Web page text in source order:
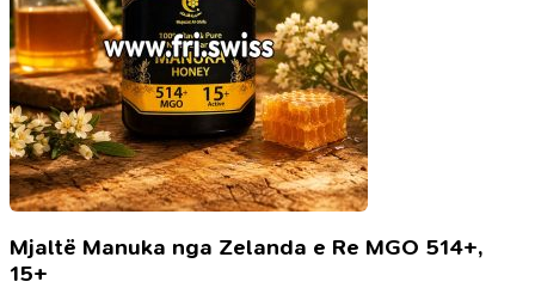
Mjaltë Manuka nga Zelanda e Re MGO 514+,
15+